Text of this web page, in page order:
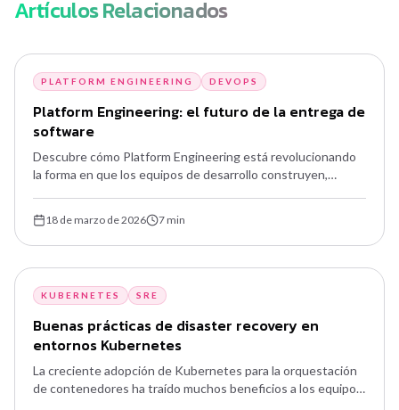
Artículos Relacionados
PLATFORM ENGINEERING DEVOPS
Platform Engineering: el futuro de la entrega de
software
Descubre cómo Platform Engineering está revolucionando
la forma en que los equipos de desarrollo construyen,
de la ingeniería de plataforma.
18 de marzo de 2026 7min
KUBERNETES SRE
Buenas prácticas de disaster recovery en
entornos Kubernetes
La creciente adopción de Kubernetes para la orquestación
de contenedores ha traído muchos beneficios a los equipos